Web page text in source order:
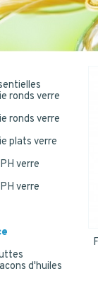
ronds verre
ronds verre
plats verre
verre
verre
d'huiles
*